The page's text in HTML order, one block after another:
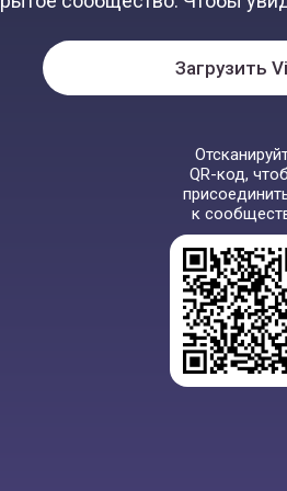
Загрузить
QR-код,
к